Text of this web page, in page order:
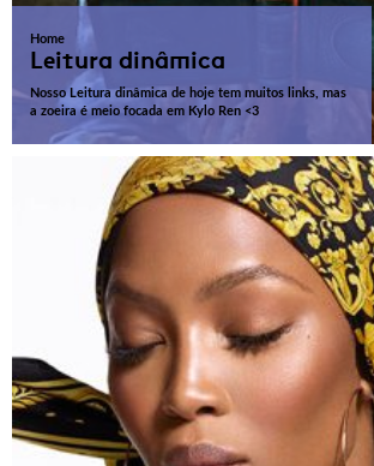
Home
Leitura dinâmica
Nosso Leitura dinâmica de hoje tem muitos links, mas
a zoeira é meio focada em Kylo Ren <3